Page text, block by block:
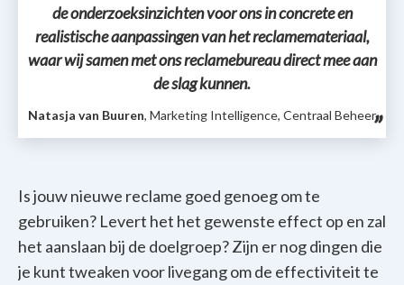
de onderzoeksinzichten voor ons in concrete en
realistische aanpassingen van het reclamemateriaal,
waar wij samen met ons reclamebureau direct mee aan
de slag kunnen.
Natasja van Buuren, Marketing Intelligence, Centraal Beheer
Is jouw nieuwe reclame goed genoeg om te
gebruiken? Levert het het gewenste effect op en zal
het aanslaan bij de doelgroep? Zijn er nog dingen die
je kunt tweaken voor livegang om de effectiviteit te